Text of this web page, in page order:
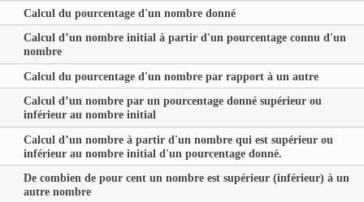
Calcul du pourcentage d'un nombre donné
Calcul d’un nombre initial à partir d'un pourcentage connu d'un
nombre
Calcul du pourcentage d'un nombre par rapport à un autre
Calcul d’un nombre par un pourcentage donné supérieur ou
inférieur au nombre initial
Calcul d’un nombre à partir d'un nombre qui est supérieur ou
inférieur au nombre initial d'un pourcentage donné.
De combien de pour cent un nombre est supérieur (inférieur) à un
autre nombre